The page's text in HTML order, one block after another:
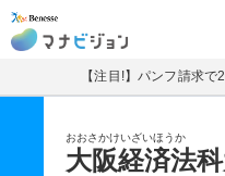
マナビジョン
【注目!】パンフ請求
おおさかけいざいほうか
大阪経済法